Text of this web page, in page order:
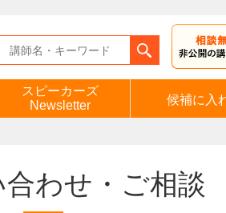
スピーカーズ
Newsletter
候補に入
わせ・ご相談